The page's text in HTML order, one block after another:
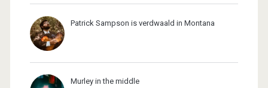
Patrick Sampson is verdwaald in Montana
Murley in the middle